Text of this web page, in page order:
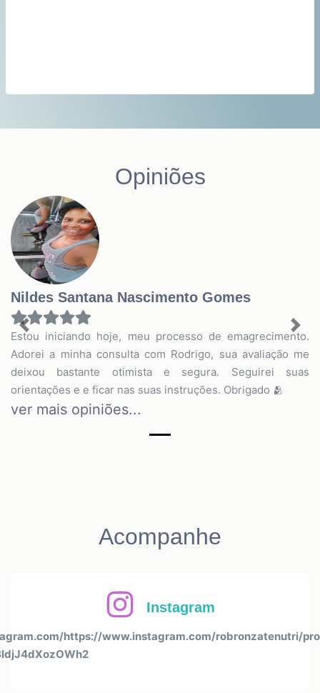
Opiniões
Nildes Santana Nascimento Gomes
Estou iniciando hoje, meu processo de emagrecimento.
Adorei a minha consulta com Rodrigo, sua avaliação me
deixou bastante otimista e segura. Seguirei suas
orientações e e ficar nas suas instruções. Obrigado 🫂
ver mais opiniões...
Previous Next
Acompanhe
Instagram
https://www.instagram.com/robronzatenutri/